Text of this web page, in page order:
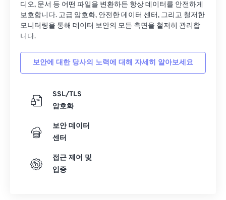
디오, 문서 등 어떤 파일을 변환하든 항상 데이터를 안전하게
보호합니다. 고급 암호화, 안전한 데이터 센터, 그리고 철저한
모니터링을 통해 데이터 보안의 모든 측면을 철저히 관리합
니다.
보안에 대한 당사의 노력에 대해 자세히 알아보세요
SSL/TLS
암호화
보안 데이터
센터
접근 제어 및
입증